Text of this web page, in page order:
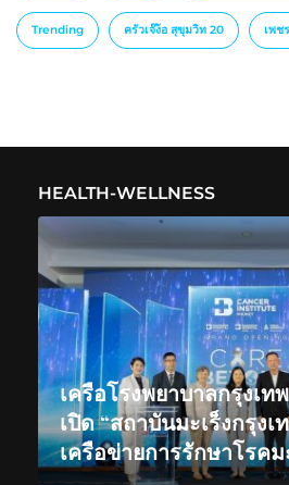
Trending ครัวเจ๊ง้อ สุขุมวิท 20 เพช
HEALTH-WELLNESS
เครือโรงพยาบาลกรุงเท
เปิด “สถาบันมะเร็งกรุงเ
เครือข่ายการรักษาโรคม